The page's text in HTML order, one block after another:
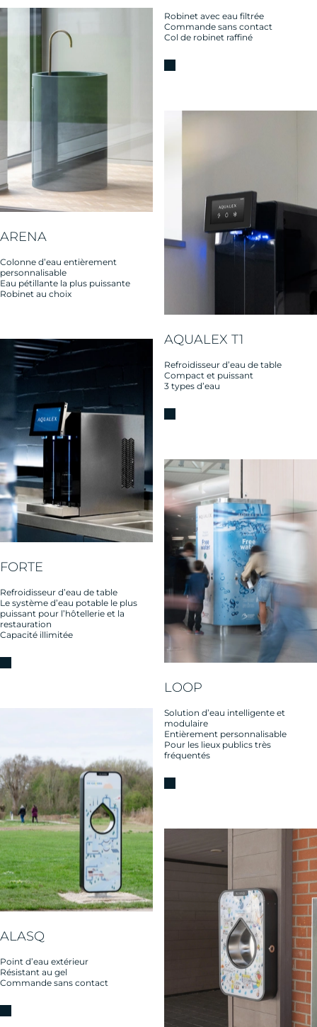
Robinet avec eau filtrée
Commande sans contact
Col de robinet raffiné
ARENA
Colonne d’eau entièrement
personnalisable
Eau pétillante la plus puissante
Robinet au choix
AQUALEX T1
Refroidisseur d’eau de table
Compact et puissant
3 types d’eau
FORTE
Refroidisseur d’eau de table
Le système d’eau potable le plus
puissant pour l’hôtellerie et la
restauration
Capacité illimitée
LOOP
Solution d’eau intelligente et
modulaire
Entièrement personnalisable
Pour les lieux publics très
fréquentés
ALASQ
Point d’eau extérieur
Résistant au gel
Commande sans contact